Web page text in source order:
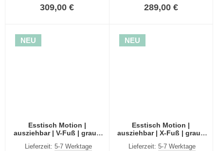
309,00 € 289,00 €
NEU
Esstisch Motion |
ausziehbar | V-Fuß | grau /
Lieferzeit: 5-7 Werktage
NEU
Esstisch Motion |
ausziehbar | X-Fuß | grau /
Lieferzeit:5-7 Werktage